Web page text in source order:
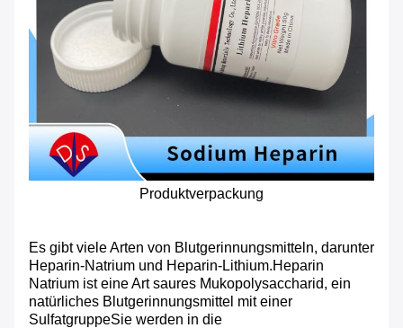
Produktverpackung
Es gibt viele Arten von Blutgerinnungsmitteln, darunter
Heparin-Natrium und Heparin-Lithium.Heparin
Natrium ist eine Art saures Mukopolysaccharid, ein
natürliches Blutgerinnungsmittel mit einer
SulfatgruppeSie werden in die